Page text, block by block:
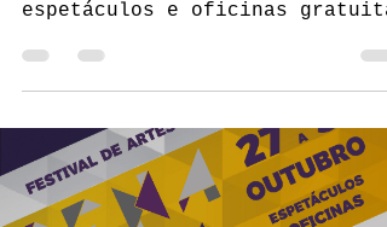
celebra as Artes
Cênicas em Rio do
Sul com público
recorde
Festival reuniu mais de 500